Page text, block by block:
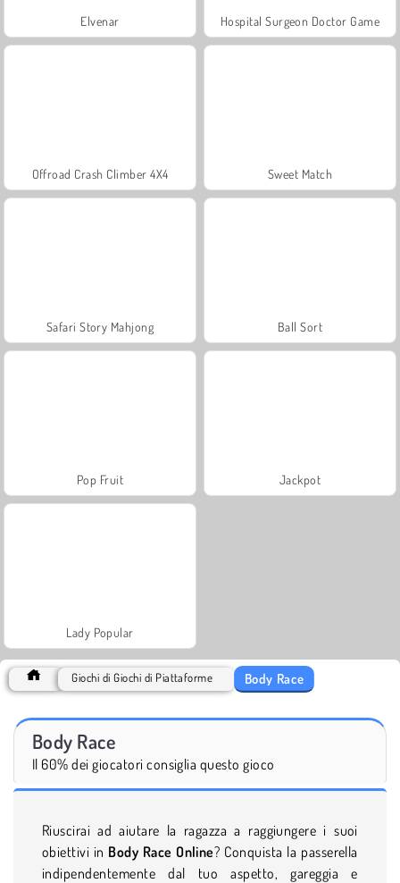
Elvenar Hospital Surgeon Doctor Game
Offroad Crash Climber 4X4 Sweet Match
Safari Story Mahjong Ball Sort
Pop Fruit Jackpot
Lady Popular
Giochi di Giochi di Piattaforme Body Race
Body Race
Il 60% dei giocatori consiglia questo gioco
Riuscirai ad aiutare la ragazza a raggiungere i suoi
obiettivi in Body Race Online? Conquista la passerella
indipendentemente dal tuo aspetto, gareggia e